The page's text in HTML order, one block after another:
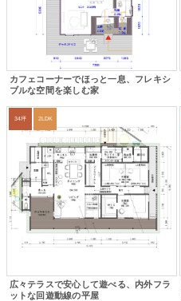
カフェコーナーでほっと一息、フレキシ
ブルな空間を楽しむ家
34坪 2LDK
広々テラスで安心して遊べる、内外フラ
ットな回遊動線の平屋